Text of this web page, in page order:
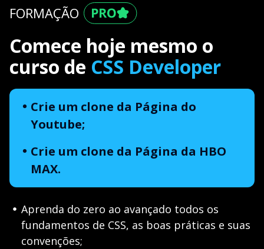
FORMAÇÃO
Comece hoje mesmo o
curso de CSS Developer
Crie um clone da Página do
Youtube;
Crie um clone da Página da HBO
MAX.
Aprenda do zero ao avançado todos os
fundamentos de CSS, as boas práticas e suas
convenções;